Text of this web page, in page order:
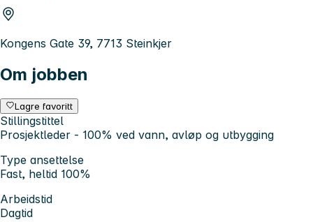
Kongens Gate 39, 7713 Steinkjer
Om jobben
Lagre favoritt
Stillingstittel
Prosjektleder - 100% ved vann, avløp og utbygging
Type ansettelse
Fast, heltid 100%
Arbeidstid
Dagtid